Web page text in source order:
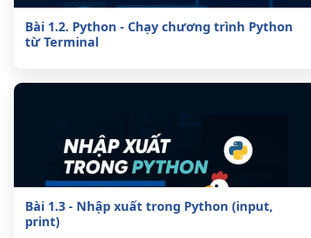
Bài 1.2. Python - Chạy chương trình
Python từ Terminal
Bài 1.3 - Nhập xuất trong Python (input,
print)